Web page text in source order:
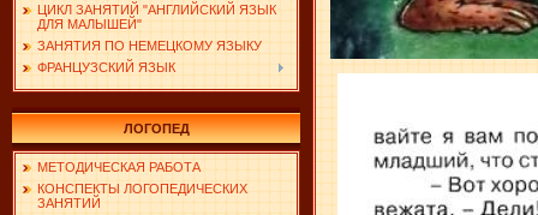
ЦИКЛ ЗАНЯТИЙ "АНГЛИЙСКИЙ ЯЗЫК
ДЛЯ МАЛЫШЕЙ"
ЗАНЯТИЯ ПО НЕМЕЦКОМУ ЯЗЫКУ
ФРАНЦУЗСКИЙ ЯЗЫК
ЛОГОПЕД
МЕТОДИЧЕСКАЯ РАБОТА
КОНСПЕКТЫ ЛОГОПЕДИЧЕСКИХ
ЗАНЯТИЙ